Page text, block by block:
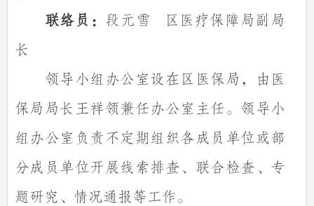
联络员： 段元雪
区医疗保障局副局
长
领导小组办公室设在区医保局，由医
保局局长王祥领兼任办公室主任。领导小
组办公室负责不定期组织各成员单位或部
分成员单位开展线索排查、联合检查、专
题研究、情况通报等工作。